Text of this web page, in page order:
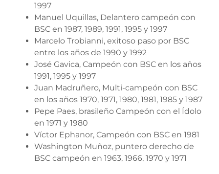
1997
Manuel Uquillas, Delantero campeón con
BSC en 1987, 1989, 1991, 1995 y 1997
Marcelo Trobianni, exitoso paso por BSC
entre los años de 1990 y 1992
José Gavica, Campeón con BSC en los años
1991, 1995 y 1997
Juan Madruñero, Multi-campeón con BSC
en los años 1970, 1971, 1980, 1981, 1985 y 1987
Pepe Paes, brasileño Campeón con el Ídolo
en 1971 y 1980
Víctor Ephanor, Campeón con BSC en 1981
Washington Muñoz, puntero derecho de
BSC campeón en 1963, 1966, 1970 y 1971